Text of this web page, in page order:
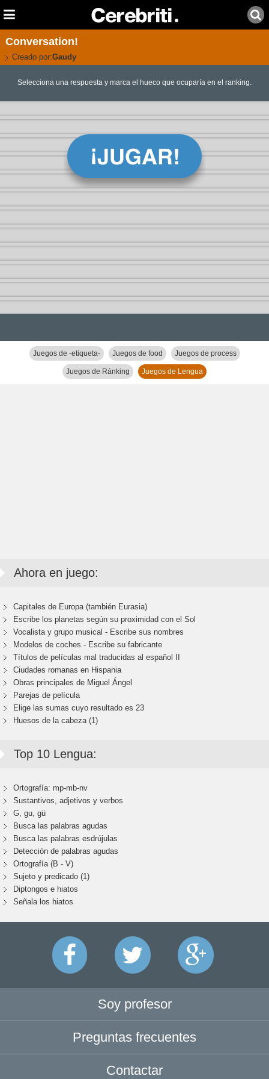
Conversation!
Creado por:Gaudy
Selecciona una respuesta y marca el hueco que ocuparía en el ranking.
Juegos de -etiqueta- Juegos de food Juegos de process
Juegos de Ránking Juegos de Lengua
Ahora en juego:
Capitales de Europa (también Eurasia)
Escribe los planetas según su proximidad con el Sol
Vocalista y grupo musical - Escribe sus nombres
Modelos de coches - Escribe su fabricante
Títulos de películas mal traducidas al español II
Ciudades romanas en Hispania
Obras principales de Miguel Ángel
Parejas de película
Elige las sumas cuyo resultado es 23
Huesos de la cabeza (1)
Top 10 Lengua:
Ortografía: mp-mb-nv
Sustantivos, adjetivos y verbos
G, gu, gü
Busca las palabras agudas
Busca las palabras esdrújulas
Detección de palabras agudas
Ortografía (B - V)
Sujeto y predicado (1)
Diptongos e hiatos
Señala los hiatos
Soy profesor
Preguntas frecuentes
Contactar